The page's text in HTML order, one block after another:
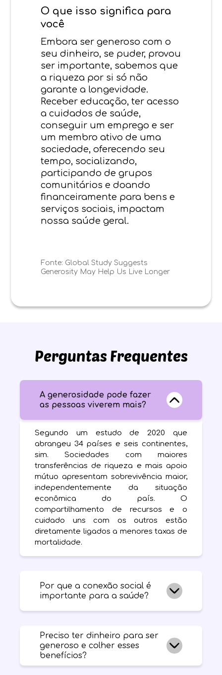
O que isso significa para
você
Embora ser generoso com o
seu dinheiro, se puder, provou
ser importante, sabemos que
a riqueza por si só não
garante a longevidade.
Receber educação, ter acesso
a cuidados de saúde,
conseguir um emprego e ser
um membro ativo de uma
sociedade, oferecendo seu
tempo, socializando,
participando de grupos
comunitários e doando
financeiramente para bens e
serviços sociais, impactam
nossa saúde geral.
Fonte: Global Study Suggests
Generosity May Help Us Live Longer
Perguntas Frequentes
A generosidade pode fazer
as pessoas viverem mais?
Segundo um estudo de 2020 que
abrangeu 34 países e seis continentes,
sim. Sociedades com maiores
transferências de riqueza e mais apoio
mútuo apresentam sobrevivência maior,
independentemente da situação
econômica do país. O
compartilhamento de recursos e o
cuidado uns com os outros estão
diretamente ligados a menores taxas de
mortalidade.
Por que a conexão social é
importante para a saúde?
para o bem-estar emocional quanto
para a sobrevivência física. Pesquisas
mostram que as taxas de mortalidade
são 25% maiores entre pessoas
Preciso ter dinheiro para ser
generoso e colher esses
benefícios?